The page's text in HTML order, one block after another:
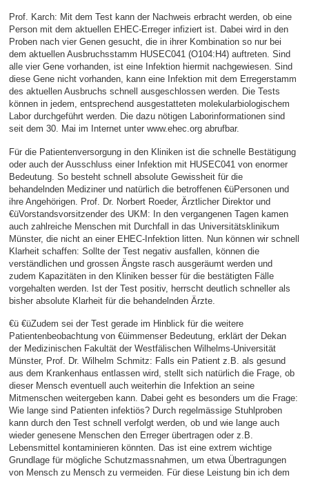
Prof. Karch: Mit dem Test kann der Nachweis erbracht werden, ob eine
Person mit dem aktuellen EHEC-Erreger infiziert ist. Dabei wird in den
Proben nach vier Genen gesucht, die in ihrer Kombination so nur bei
dem aktuellen Ausbruchsstamm HUSEC041 (O104:H4) auftreten. Sind
alle vier Gene vorhanden, ist eine Infektion hiermit nachgewiesen. Sind
diese Gene nicht vorhanden, kann eine Infektion mit dem Erregerstamm
des aktuellen Ausbruchs schnell ausgeschlossen werden. Die Tests
können in jedem, entsprechend ausgestatteten molekularbiologischem
Labor durchgeführt werden. Die dazu nötigen Laborinformationen sind
seit dem 30. Mai im Internet unter www.ehec.org abrufbar.
Für die Patientenversorgung in den Kliniken ist die schnelle Bestätigung
oder auch der Ausschluss einer Infektion mit HUSEC041 von enormer
Bedeutung. So besteht schnell absolute Gewissheit für die
behandelnden Mediziner und natürlich die betroffenen €üPersonen und
ihre Angehörigen. Prof. Dr. Norbert Roeder, Ärztlicher Direktor und
€üVorstandsvorsitzender des UKM: In den vergangenen Tagen kamen
auch zahlreiche Menschen mit Durchfall in das Universitätsklinikum
Münster, die nicht an einer EHEC-Infektion litten. Nun können wir schnell
Klarheit schaffen: Sollte der Test negativ ausfallen, können die
verständlichen und grossen Ängste rasch ausgeräumt werden und
zudem Kapazitäten in den Kliniken besser für die bestätigten Fälle
vorgehalten werden. Ist der Test positiv, herrscht deutlich schneller als
bisher absolute Klarheit für die behandelnden Ärzte.
€ü €üZudem sei der Test gerade im Hinblick für die weitere
Patientenbeobachtung von €üimmenser Bedeutung, erklärt der Dekan
der Medizinischen Fakultät der Westfälischen Wilhelms-Universität
Münster, Prof. Dr. Wilhelm Schmitz: Falls ein Patient z.B. als gesund
aus dem Krankenhaus entlassen wird, stellt sich natürlich die Frage, ob
dieser Mensch eventuell auch weiterhin die Infektion an seine
Mitmenschen weitergeben kann. Dabei geht es besonders um die Frage:
Wie lange sind Patienten infektiös? Durch regelmässige Stuhlproben
kann durch den Test schnell verfolgt werden, ob und wie lange auch
wieder genesene Menschen den Erreger übertragen oder z.B.
Lebensmittel kontaminieren könnten. Das ist eine extrem wichtige
Grundlage für mögliche Schutzmassnahmen, um etwa Übertragungen
von Mensch zu Mensch zu vermeiden. Für diese Leistung bin ich dem